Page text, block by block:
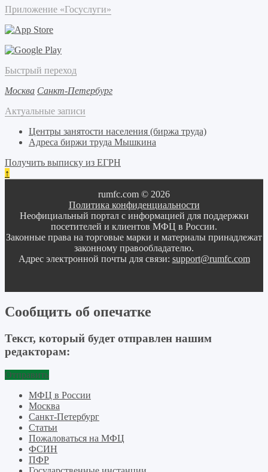
Приложение «Госуслуги»
Быстрый переход
Москва Санкт-Петербург
Актуальные записи
Центры занятости населения (биржа труда)
Адреса биржи труда Мышкина
Получить выписку из ЕГРН
↑
rumfc.com © 2026
Политика конфиденциальности
Неофициальный портал с информацией для поддержки
посетителей и клиентов МФЦ в России.
Законные права на торговые марки и материалы принадлежат
законному правообладателю.
Адрес электронной почты для связи: support@rumfc.com
Сообщить об опечатке
Текст, который будет отправлен нашим
редакторам:
Отправить
МФЦ в России
Москва
Санкт-Петербург
Статьи
Пожаловаться на МФЦ
ФСИН
ПФР